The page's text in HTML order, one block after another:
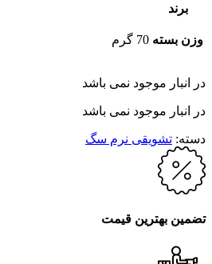
برند
وزن بسته 70 گرم
در انبار موجود نمی باشد
در انبار موجود نمی باشد
دسته: تشویقی نرم سگ
تضمین بهترین قیمت